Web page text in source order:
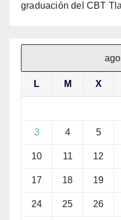
graduación del CBT
L M X
3 4 5
10 11 12
17 18 19
24 25 26